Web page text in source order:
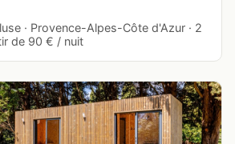
· Provence-Alpes-Côte d'Azur · 2
de 90 € / nuit